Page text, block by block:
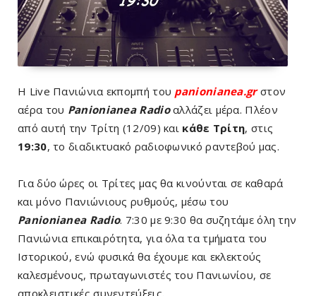
Η Live Πανιώνια εκπομπή του panionianea.grστον
αέρα του Panionianea Radioαλλάζει μέρα. Πλέον
από αυτή την Τρίτη (12/09) και κάθε Τρίτη, στις
19:30, το διαδικτυακό ραδιοφωνικό ραντεβού μας.
Για δύο ώρες οι Τρίτες μας θα κινούνται σε καθαρά
και μόνο Πανιώνιους ρυθμούς, μέσω του
Panionianea Radio. 7:30 με 9:30 θα συζητάμε όλη την
Πανιώνια επικαιρότητα, για όλα τα τμήματα του
Ιστορικού, ενώ φυσικά θα έχουμε και εκλεκτούς
καλεσμένους, πρωταγωνιστές του Πανιωνίου, σε